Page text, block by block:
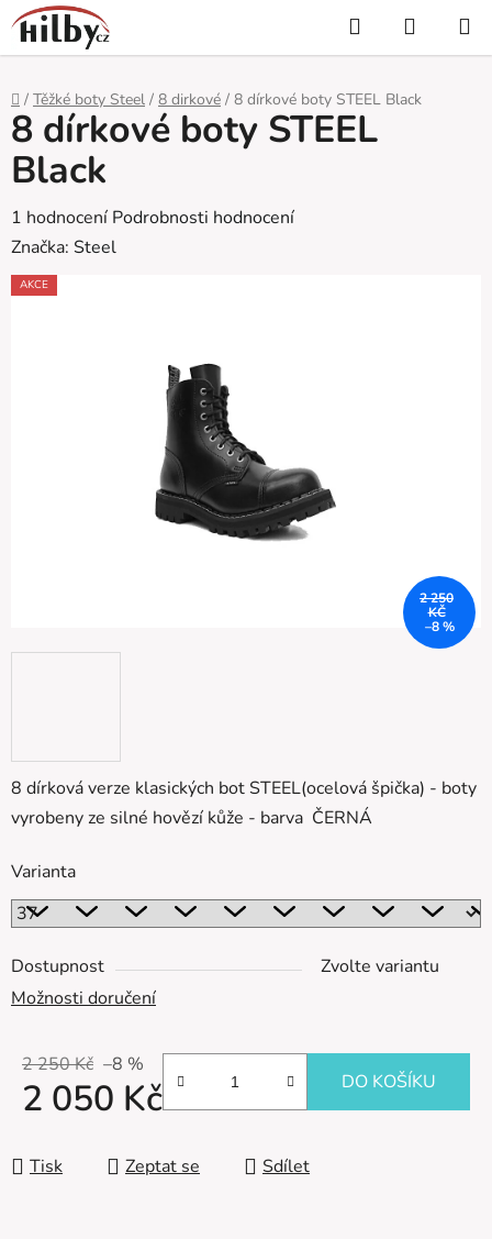
Přejít
na
obsah
Hledat
KOŠÍK
Domů
/ Těžké boty Steel / 8 dirkové / 8 dírkové boty STEEL Black
8 dírková verze klasických bot STEEL(ocelová špička) - boty
vyrobeny ze silné hovězí kůže - barva ČERNÁ
Varianta
Dostupnost
Zvolte variantu
Možnosti doručení
2 250 Kč –8 %
2 050 Kč DO KOŠÍKU
Tisk Zeptat se Sdílet
8 dírkové boty STEEL
Black
Průměrné
hodnocení
produktu
1 hodnocení Podrobnosti hodnocení
Značka: Steel
AKCE
2 250
KČ
–8 %